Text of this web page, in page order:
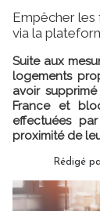
Empêcher
via la
Suite aux
logements
avoir
France et
effectuées
proximité de
Rédigé